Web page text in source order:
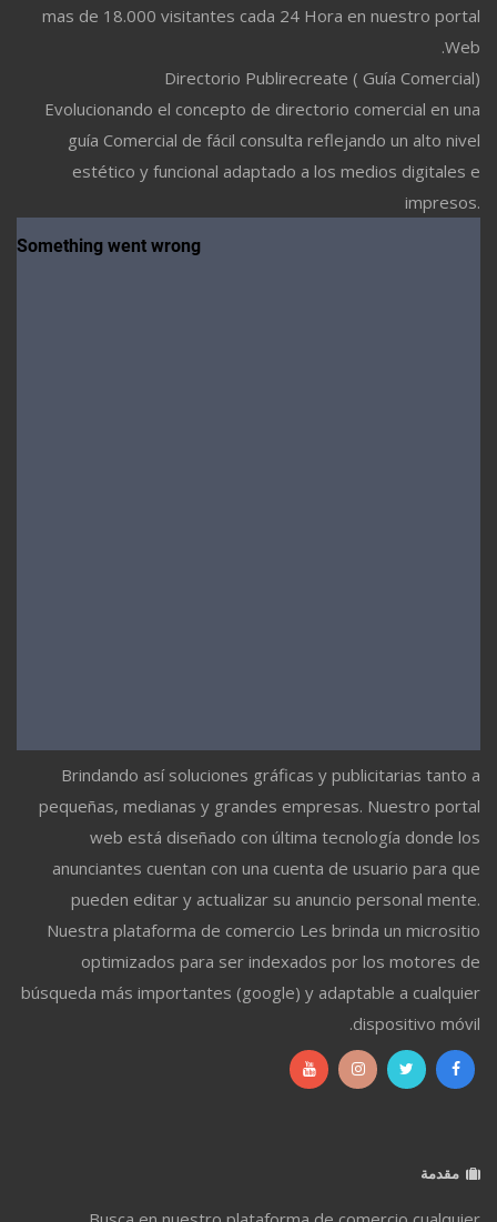
mas de 18.000 visitantes cada 24 Hora en nuestro portal
Web.
Directorio Publirecreate ( Guía Comercial)
Evolucionando el concepto de directorio comercial en una
guía Comercial de fácil consulta reflejando un alto nivel
estético y funcional adaptado a los medios digitales e
impresos.
Brindando así soluciones gráficas y publicitarias tanto a
pequeñas, medianas y grandes empresas. Nuestro portal
web está diseñado con última tecnología donde los
anunciantes cuentan con una cuenta de usuario para que
pueden editar y actualizar su anuncio personal mente.
Nuestra plataforma de comercio Les brinda un micrositio
optimizados para ser indexados por los motores de
búsqueda más importantes (google) y adaptable a cualquier
dispositivo móvil.
مقدمة